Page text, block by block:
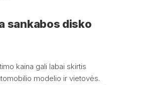
sankabos disko
kaina gali labai skirtis
modelio ir vietovės.